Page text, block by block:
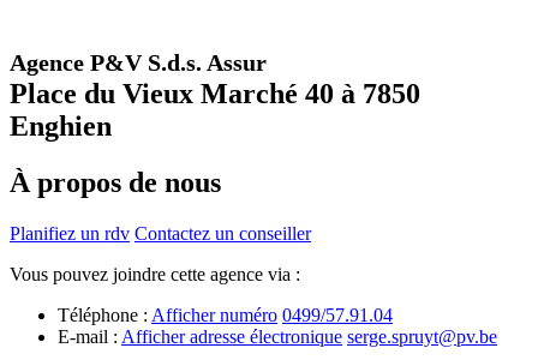
Agence P&V S.d.s. Assur
Place du Vieux Marché 40 à 7850
Enghien
À propos de nous
Planifiez un rdv Contactez un conseiller
Vous pouvez joindre cette agence via :
Téléphone : Afficher numéro 0499/57.91.04
E-mail : Afficher adresse électronique serge.spruyt@pv.be